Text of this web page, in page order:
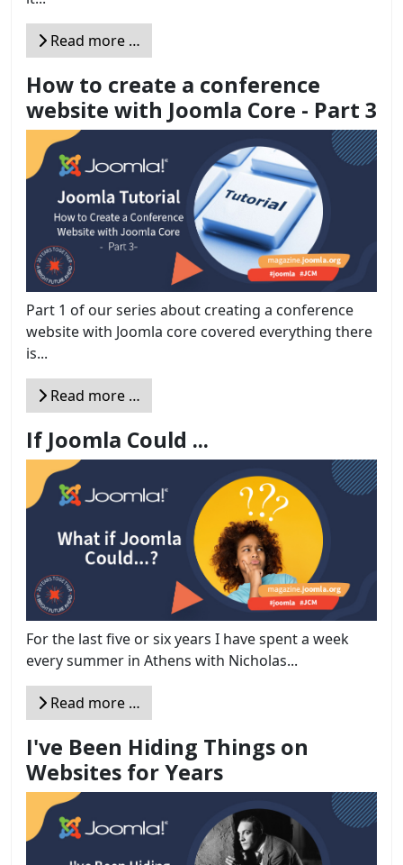
Read more …
How to create a conference
website with Joomla Core - Part 3
Part 1 of our series about creating a conference
website with Joomla core covered everything there
is...
Read more …
If Joomla Could ...
For the last five or six years I have spent a week
every summer in Athens with Nicholas...
Read more …
I've Been Hiding Things on
Websites for Years